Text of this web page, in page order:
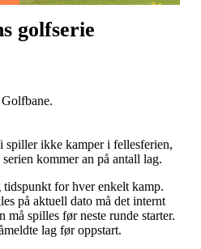
golfserie
spiller ikke kamper i fellesferien,
kommer an på antall lag.
for hver enkelt kamp.
på aktuell dato må det internt
må spilles før neste runde starter.
lag før oppstart.